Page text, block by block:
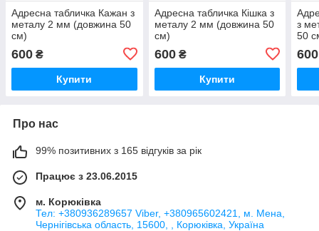
Адресна табличка Кажан з
металу 2 мм (довжина 50
см)
600 ₴
Купити
Адресна табличка Кішка з
металу 2 мм (довжина 50
см)
600₴
Купити
з
50
600
Про нас
99% позитивних з 165 відгуків за рік
Працює з 23.06.2015
м. Корюківка
Тел: +380936289657 Viber, +380965602421, м. Мена,
Чернігівська область, 15600, , Корюківка, Україна